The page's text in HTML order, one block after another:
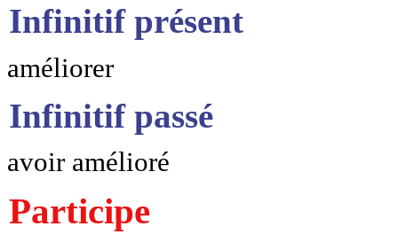
Infinitif présent
améliorer
Infinitif passé
avoir amélioré
Participe